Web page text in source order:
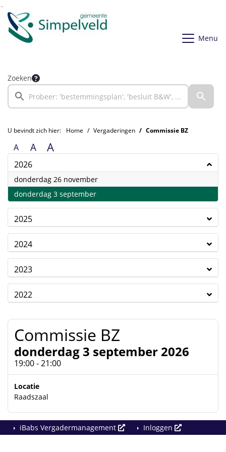
Ga naar de inhoud van deze pagina
Ga naar het zoeken
Ga naar het menu
Menu
Zoeken
U bevindt zich hier: Home Vergaderingen Commissie BZ
A A A
2026
donderdag 26 november2026
donderdag 3 september2026
2025
2024
2023
2022
Commissie BZ
donderdag 3 september 2026
19:00 - 21:00
Locatie
Raadszaal
iBabs Vergadermanagement Inloggen